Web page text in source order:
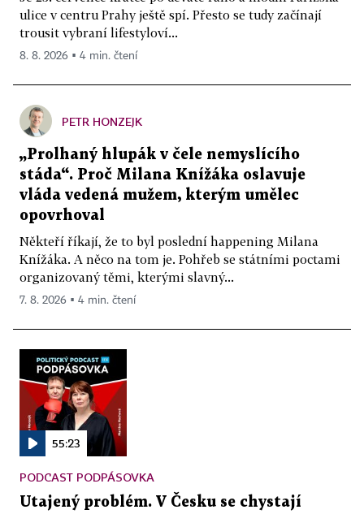
ulice v centru Prahy ještě spí. Přesto se tudy začínají
trousit vybraní lifestyloví...
8. 8. 2026 ▪ 4 min. čtení
PETR HONZEJK
„Prolhaný hlupák v čele nemyslícího
stáda“. Proč Milana Knížáka oslavuje
vláda vedená mužem, kterým umělec
opovrhoval
Někteří říkají, že to byl poslední happening Milana
Knížáka. A něco na tom je. Pohřeb se státními poctami
organizovaný těmi, kterými slavný...
7. 8. 2026 ▪ 4 min. čtení
55:23
PODCAST PODPÁSOVKA
Utajený problém. V Česku se chystají